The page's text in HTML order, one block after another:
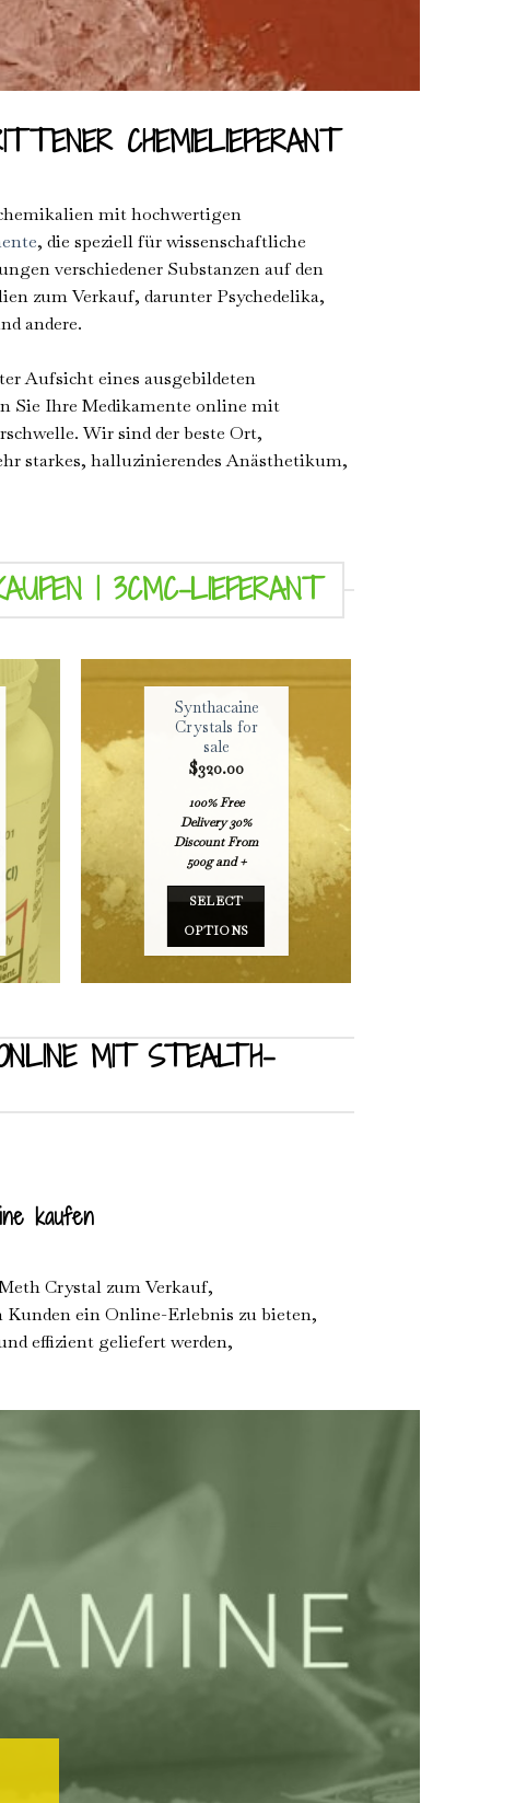
CHEMIELIEFERANT
mit hochwertigen
, die speziell für wissenschaftliche
verschiedener Substanzen auf den
zum Verkauf, darunter Psychedelika,
andere.
Aufsicht eines ausgebildeten
Sie Ihre Medikamente online mit
Wir sind der beste Ort,
starkes, halluzinierendes Anästhetikum,
| 3CMC-LIEFERANT
Synthacaine
Crystals for
sale
$320.00
100% Free
Delivery 30%
Discount From
500g and +
SELECT
OPTIONS
This
product
multiple
variants.
options
MIT STEALTH-
kaufen
Crystal zum Verkauf,
ein Online-Erlebnis zu bieten,
effizient geliefert werden,